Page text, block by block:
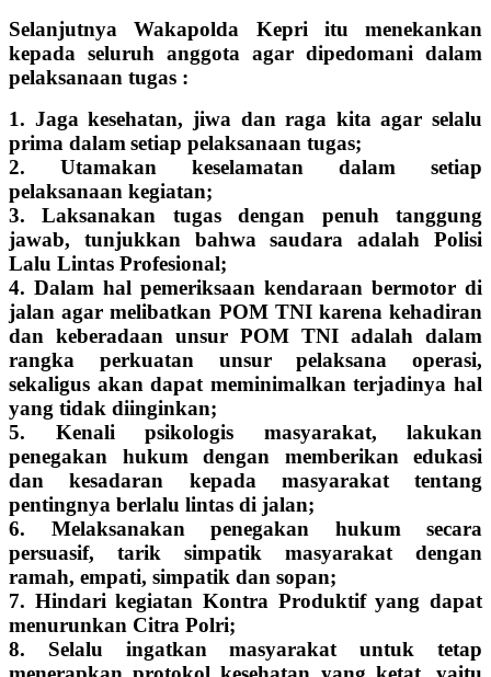
Selanjutnya Wakapolda Kepri itu menekankan
kepada seluruh anggota agar dipedomani dalam
pelaksanaan tugas :
1. Jaga kesehatan, jiwa dan raga kita agar selalu
prima dalam setiap pelaksanaan tugas;
2. Utamakan keselamatan dalam setiap
pelaksanaan kegiatan;
3. Laksanakan tugas dengan penuh tanggung
jawab, tunjukkan bahwa saudara adalah Polisi
Lalu Lintas Profesional;
4. Dalam hal pemeriksaan kendaraan bermotor di
jalan agar melibatkan POM TNI karena kehadiran
dan keberadaan unsur POM TNI adalah dalam
rangka perkuatan unsur pelaksana operasi,
sekaligus akan dapat meminimalkan terjadinya hal
yang tidak diinginkan;
5. Kenali psikologis masyarakat, lakukan
penegakan hukum dengan memberikan edukasi
dan kesadaran kepada masyarakat tentang
pentingnya berlalu lintas di jalan;
6. Melaksanakan penegakan hukum secara
persuasif, tarik simpatik masyarakat dengan
ramah, empati, simpatik dan sopan;
7. Hindari kegiatan Kontra Produktif yang dapat
menurunkan Citra Polri;
8. Selalu ingatkan masyarakat untuk tetap